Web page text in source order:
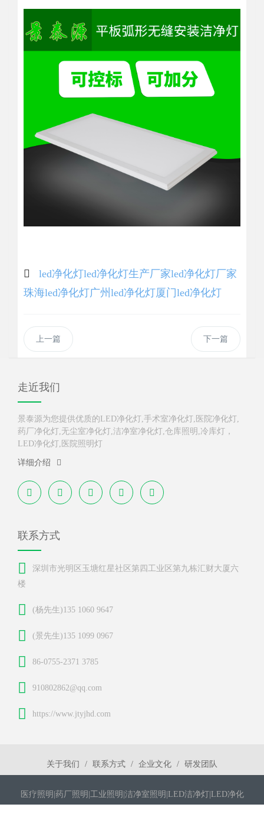
led净化灯led净化灯生产厂家led净化灯厂家
珠海led净化灯广州led净化灯厦门led净化灯
上一篇 下一篇
走近我们
景泰源为您提供优质的LED净化灯,手术室净化灯,医院净化灯,
药厂净化灯,无尘室净化灯,洁净室净化灯,仓库照明,冷库灯，
LED净化灯,医院照明灯
详细介绍
联系方式
深圳市光明区玉塘红星社区第四工业区第九栋汇财大厦六
楼
(杨先生)135 1060 9647
(景先生)135 1099 0967
86-0755-2371 3785
910802862@qq.com
https://www.jtyjhd.com
关于我们 联系方式 企业文化 研发团队
医疗照明|药厂照明|工业照明|洁净室照明|LED洁净灯|LED净化